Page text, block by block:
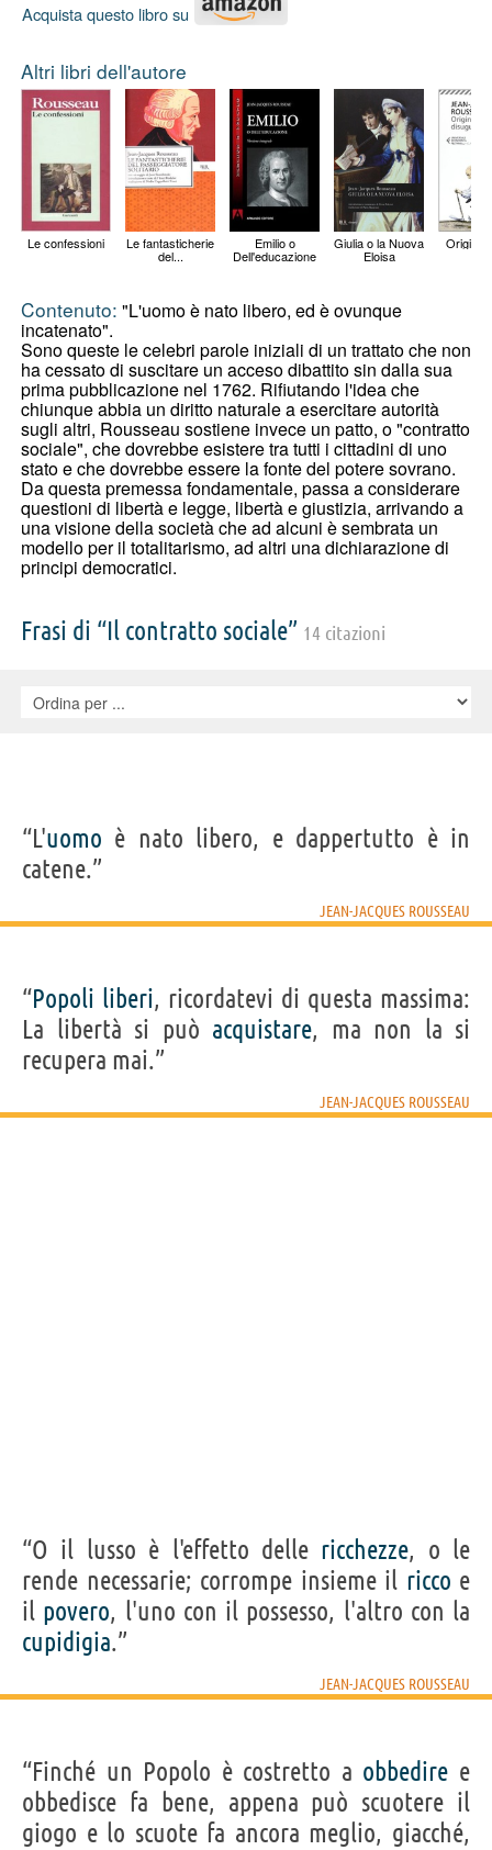
Acquista questo libro su
Altri libri dell'autore
Le confessioni Le fantasticherie
del...
Emilio o
Dell'educazione
Giulia o la Nuova
Eloisa
Origine
Contenuto: "L'uomo è nato libero, ed è ovunque
incatenato".
Sono queste le celebri parole iniziali di un trattato che non
ha cessato di suscitare un acceso dibattito sin dalla sua
prima pubblicazione nel 1762. Rifiutando l'idea che
chiunque abbia un diritto naturale a esercitare autorità
sugli altri, Rousseau sostiene invece un patto, o "contratto
sociale", che dovrebbe esistere tra tutti i cittadini di uno
stato e che dovrebbe essere la fonte del potere sovrano.
Da questa premessa fondamentale, passa a considerare
questioni di libertà e legge, libertà e giustizia, arrivando a
una visione della società che ad alcuni è sembrata un
modello per il totalitarismo, ad altri una dichiarazione di
principi democratici.
Frasi di “Il contratto sociale” 14 citazioni
“L'uomo è nato libero, e dappertutto è in
catene.”
JEAN-JACQUES ROUSSEAU
“Popoli liberi, ricordatevi di questa massima:
La libertà si può acquistare, ma non la si
recupera mai.”
JEAN-JACQUES ROUSSEAU
“O il lusso è l'effetto delle ricchezze, o le
rende necessarie; corrompe insieme il ricco e
il povero, l'uno con il possesso, l'altro con la
cupidigia.”
JEAN-JACQUES ROUSSEAU
“Finché un Popolo è costretto a obbedire e
obbedisce fa bene, appena può scuotere il
giogo e lo scuote fa ancora meglio, giacché,